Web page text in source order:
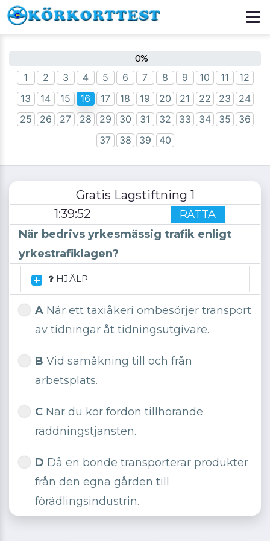
0
1 2 3 4 5 6 7 8 9 10 11
12
13
14 15 16 17 18 19 20 21 22 23
24
25
26 27 28 29 30 31 32 33 34 35
36
37
38 39 40
Gratis Lagstiftning 1
1:39:52
RÄTTA
När bedrivs yrkesmässig trafik enligt
yrkestrafiklagen?
HJÄLP
A När ett taxiåkeri ombesörjer transport
av tidningar åt tidningsutgivare.
B Vid samåkning till och från
arbetsplats.
C När du kör fordon tillhörande
räddningstjänsten.
D Då en bonde transporterar produkter
från den egna gården till
förädlingsindustrin.